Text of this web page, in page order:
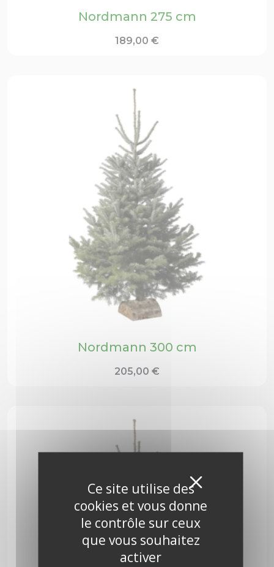
Ce site utilise des
cookies et vous donne
le contrôle sur ceux
que vous souhaitez
activer
X
Nordmann 275 cm
189,00 €
Nordmann 300 cm
205,00 €